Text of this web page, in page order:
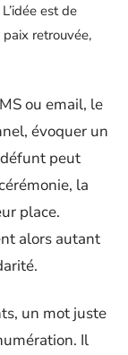
est de
paix retrouvée,
ou email, le
évoquer un
peut
la
place.
alors autant
un mot juste
Il